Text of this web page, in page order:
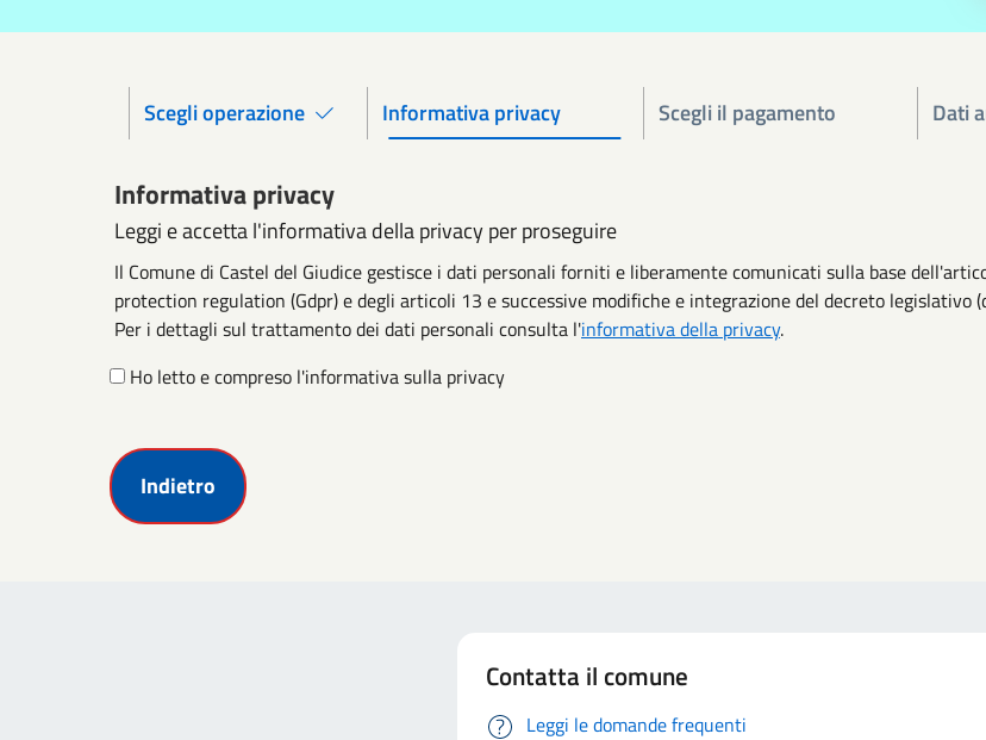
Scegli operazione Informativa privacy Scegli il pagamento Dati
Informativa privacy
Leggi e accetta l'informativa della privacy per proseguire
Il Comune di Castel del Giudice gestisce i dati personali forniti e liberamente comunicati sulla base
protection regulation (Gdpr) e degli articoli 13 e successive modifiche e integrazione del decreto legislativo
Per i dettagli sul trattamento dei dati personali consulta l'informativa della privacy.
Ho letto e compreso l'informativa sulla privacy
Indietro
Contatta il comune
Leggi le domande frequenti